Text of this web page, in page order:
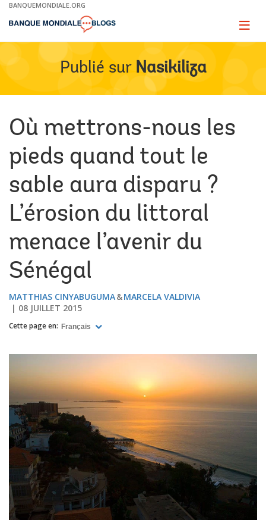
Skip
Main
BANQUEMONDIALE.ORG
Page
Publié sur Nasikiliza
Où mettrons-nous les
pieds quand tout le
sable aura disparu ?
L’érosion du littoral
menace l’avenir du
Sénégal
​MATTHIAS CINYABUGUMA
MARCELA VALDIVIA
08 JUILLET 2015
Cette page en: Français